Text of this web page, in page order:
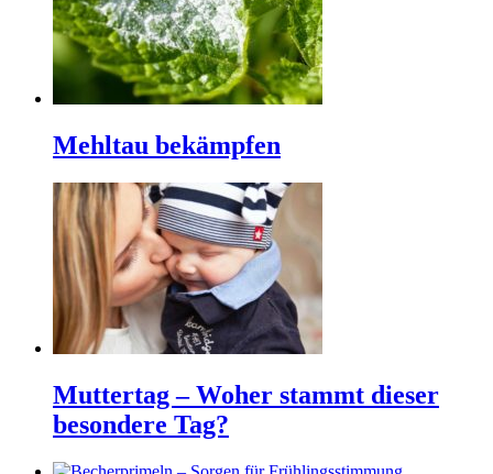
Mehltau bekämpfen
Muttertag – Woher stammt dieser
besondere Tag?